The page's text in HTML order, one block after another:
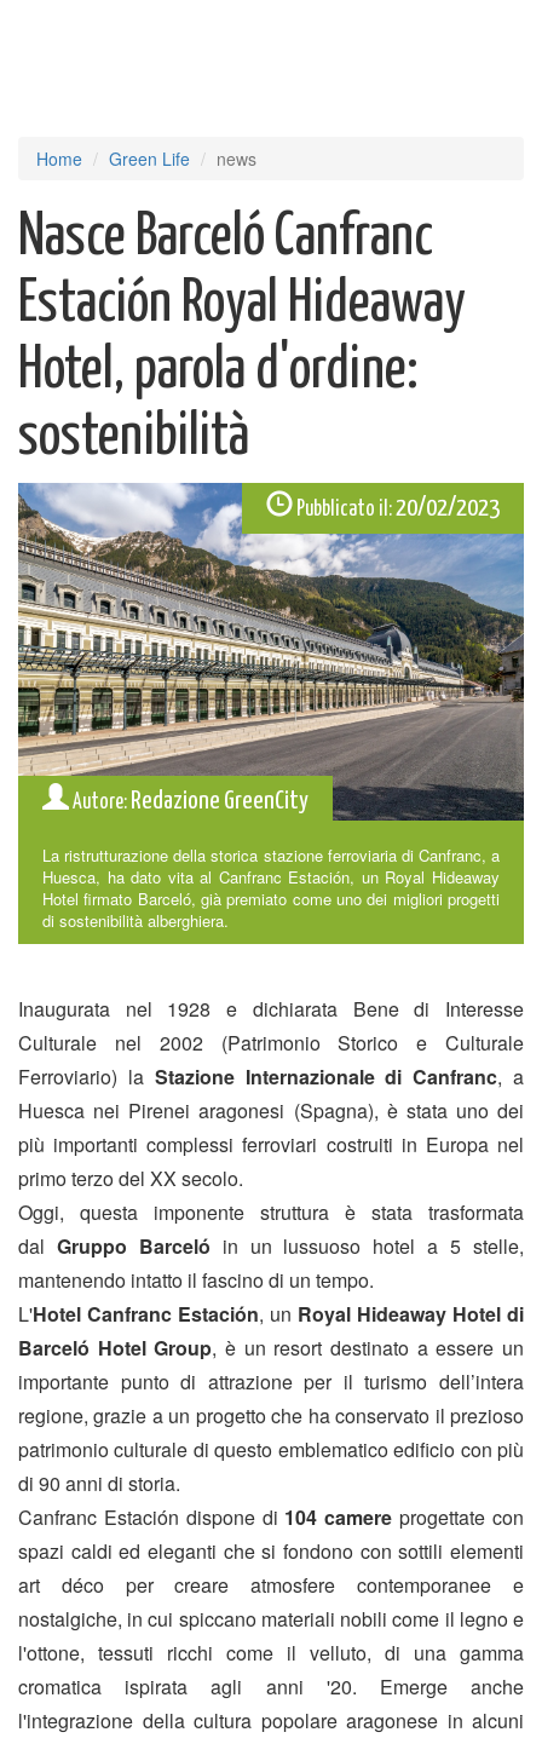
Home Green Life news
Nasce Barceló Canfranc
Estación Royal Hideaway
Hotel, parola d'ordine:
sostenibilità
Pubblicato il:20/02/2023
Autore: Redazione GreenCity
La ristrutturazione della storica stazione ferroviaria di Canfranc, a
Huesca, ha dato vita al Canfranc Estación, un Royal Hideaway
Hotel firmato Barceló, già premiato come uno dei migliori progetti
di sostenibilità alberghiera.
Inaugurata nel 1928 e dichiarata Bene di Interesse
Culturale nel 2002 (Patrimonio Storico e Culturale
Ferroviario) la Stazione Internazionale di Canfranc, a
Huesca nei Pirenei aragonesi (Spagna), è stata uno dei
più importanti complessi ferroviari costruiti in Europa nel
primo terzo del XX secolo.
Oggi, questa imponente struttura è stata trasformata
dal Gruppo Barceló in un lussuoso hotel a 5 stelle,
mantenendo intatto il fascino di un tempo.
L'Hotel Canfranc Estación, un Royal Hideaway Hotel di
Barceló Hotel Group, è un resort destinato a essere un
importante punto di attrazione per il turismo dell’intera
regione, grazie a un progetto che ha conservato il prezioso
patrimonio culturale di questo emblematico edificio con più
di 90 anni di storia.
Canfranc Estación dispone di 104 camere progettate con
spazi caldi ed eleganti che si fondono con sottili elementi
art déco per creare atmosfere contemporanee e
nostalgiche, in cui spiccano materiali nobili come il legno e
l'ottone, tessuti ricchi come il velluto, di una gamma
cromatica ispirata agli anni '20. Emerge anche
l'integrazione della cultura popolare aragonese in alcuni